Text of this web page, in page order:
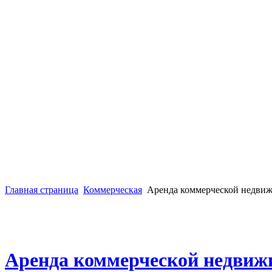
Главная страница Коммерческая Аренда коммерческой
Аренда коммерческой